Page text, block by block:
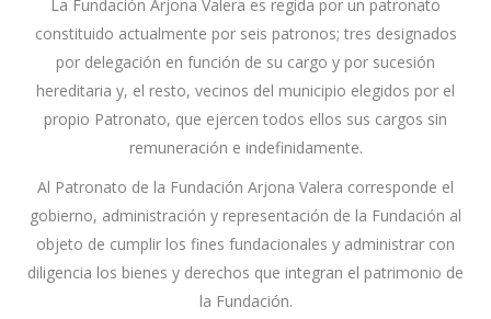
La Fundación Arjona Valera es regida por un patronato
constituido actualmente por seis patronos; tres designados
por delegación en función de su cargo y por sucesión
hereditaria y, el resto, vecinos del municipio elegidos por el
propio Patronato, que ejercen todos ellos sus cargos sin
remuneración e indefinidamente.
Al Patronato de la Fundación Arjona Valera corresponde el
gobierno, administración y representación de la Fundación al
objeto de cumplir los fines fundacionales y administrar con
diligencia los bienes y derechos que integran el patrimonio de
la Fundación.